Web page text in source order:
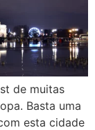
de muitas
Basta uma
esta cidade